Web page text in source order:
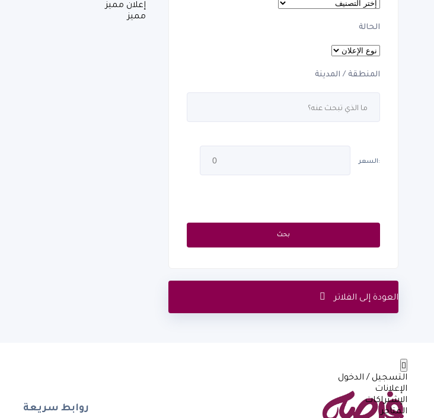
التسجيل / الدخول
الإعلانات
الإشتراكات
المتاجر
الحالة
المنطقة / المدينة
السعر:
بحث
العودة إلى الفلاتر
إعلان مميز
مميز
روابط سريعة